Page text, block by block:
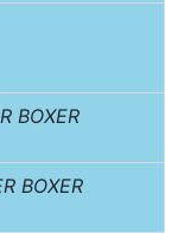
BOXER
BOXER